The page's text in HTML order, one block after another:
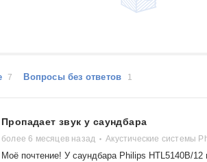
7 Вопросы без ответов 1
Пропадает звук у саундбара
более 6 месяцев назад Акустические системы
Моё почтение! У саундбара Philips HTL5140B/